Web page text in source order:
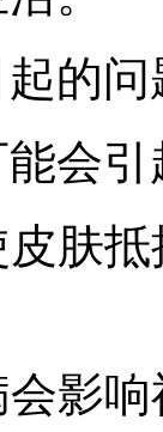
的问
会
肤
影